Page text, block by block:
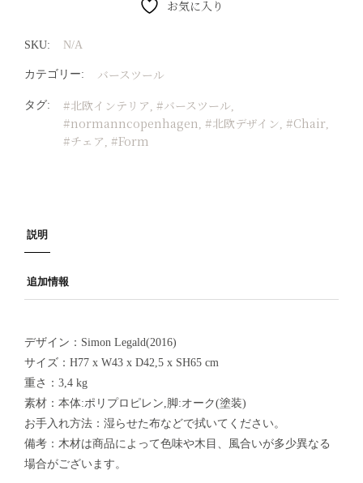
お気に入り
SKU: N/A
カテゴリー: バースツール
タグ: #北欧インテリア , #バースツール,
#normanncopenhagen, #北欧デザイン, #Chair,
#チェア , #Form
説明
追加情報
デザイン：Simon Legald(2016)
サイズ：H77 x W43 x D42,5 x SH65 cm
重さ：3,4 kg
素材：本体:ポリプロピレン,脚:オーク(塗装)
お手入れ方法：湿らせた布などで拭いてください。
備考：木材は商品によって色味や木目、風合いが多少異なる
場合がございます。